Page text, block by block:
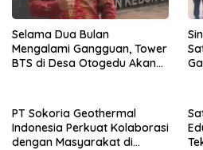
Selama Dua Bulan
Mengalami Gangguan, Tower
BTS di Desa Otogedu Akan
PT Sokoria Geothermal
Indonesia Perkuat Kolaborasi
dengan Masyarakat di